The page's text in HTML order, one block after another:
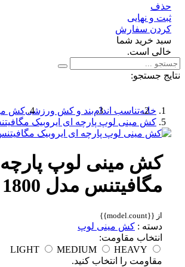
و نهایی
سفارش
خرید شما
است.
جستجو:
خانهتناسب اندامبند و کش ورزشی کش مینی
کش مینی لوپ پارچه ای ایروبیک مگافیتنس مدل
کش مینی لوپ پارچه
مگافیتنس مدل 1800
دسته :کش مینی لوپ
انتخاب مقاومت:
LIGHT
MEDIUM
HEAVY
مقاومت را انتخاب کنید.